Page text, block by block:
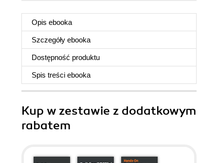
Opis ebooka
Szczegóły ebooka
Dostępność produktu
Spis treści ebooka
Kup w zestawie z dodatkowym
rabatem